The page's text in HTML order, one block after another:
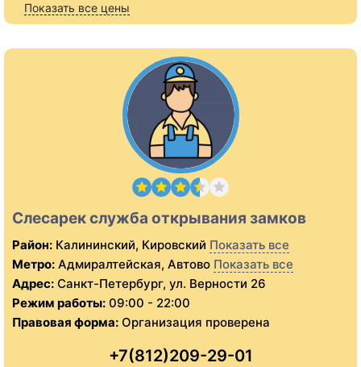
Показать все цены
Слесарек служба открывания замков
Район: Калининский, Кировский Показать все
Метро: Адмиралтейская, Автово Показать все
Адрес: Санкт-Петербург, ул. Верности 26
Режим работы: 09:00 - 22:00
Правовая форма: Организация проверена
+7(812)209-29-01